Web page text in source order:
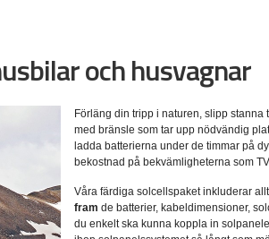
och husvagnar
Förläng din tripp i naturen, slipp stanna
med bränsle som tar upp nödvändig
ladda batterierna under de timmar på
bekostnad på bekvämligheterna som
Våra färdiga solcellspaket inkluderar
fram de batterier, kabeldimensioner,
du enkelt ska kunna koppla in